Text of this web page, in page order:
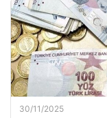
30/11/2025